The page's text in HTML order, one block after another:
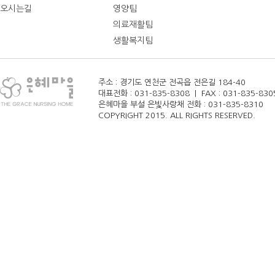
오시는길
영양팀
의료재활팀
생활복지팀
주소 : 경기도 연천군 전곡읍 전은길 184-40
대표전화 : 031-835-8308 | FAX : 031-835-
은혜마을 부설 은빛사랑채 전화 : 031-835-8310
COPYRIGHT 2015. ALL RIGHTS RESERVED.